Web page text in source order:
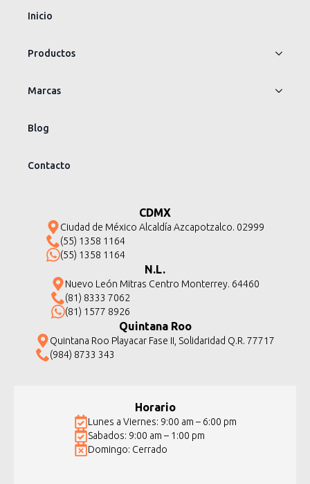
Inicio
Productos
Marcas
Blog
Contacto
CDMX
Ciudad de México Alcaldía Azcapotzalco. 02999
(55) 1358 1164
(55) 1358 1164
N.L.
Nuevo León Mitras Centro Monterrey. 64460
(81) 8333 7062
(81) 1577 8926
Quintana Roo
Quintana Roo Playacar Fase II, Solidaridad Q.R. 77717
(984) 8733 343
Horario
Lunes a Viernes: 9:00 am – 6:00 pm
Sabados: 9:00 am – 1:00 pm
Domingo: Cerrado